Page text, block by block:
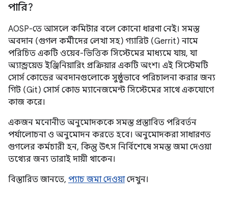
পারি?
AOSP-তে আসলে কমিটার বলে কোনো ধারণা নেই। সমস্ত
অবদান (গুগল কর্মীদের লেখা সহ) গ্যারিট (Gerrit) নামে
পরিচিত একটি ওয়েব-ভিত্তিক সিস্টেমের মাধ্যমে যায়, যা
অ্যান্ড্রয়েড ইঞ্জিনিয়ারিং প্রক্রিয়ার একটি অংশ। এই সিস্টেমটি
সোর্স কোডের অবদানগুলোকে সুষ্ঠুভাবে পরিচালনা করার জন্য
গিট (Git) সোর্স কোড ম্যানেজমেন্ট সিস্টেমের সাথে একযোগে
কাজ করে।
একজন মনোনীত অনুমোদককে সমস্ত প্রস্তাবিত পরিবর্তন
পর্যালোচনা ও অনুমোদন করতে হবে। অনুমোদকরা সাধারণত
গুগলের কর্মচারী হন, কিন্তু উৎস নির্বিশেষে সমস্ত জমা দেওয়া
তথ্যের জন্য তারাই দায়ী থাকেন।
বিস্তারিত জানতে, প্যাচ জমা দেওয়াদেখুন।